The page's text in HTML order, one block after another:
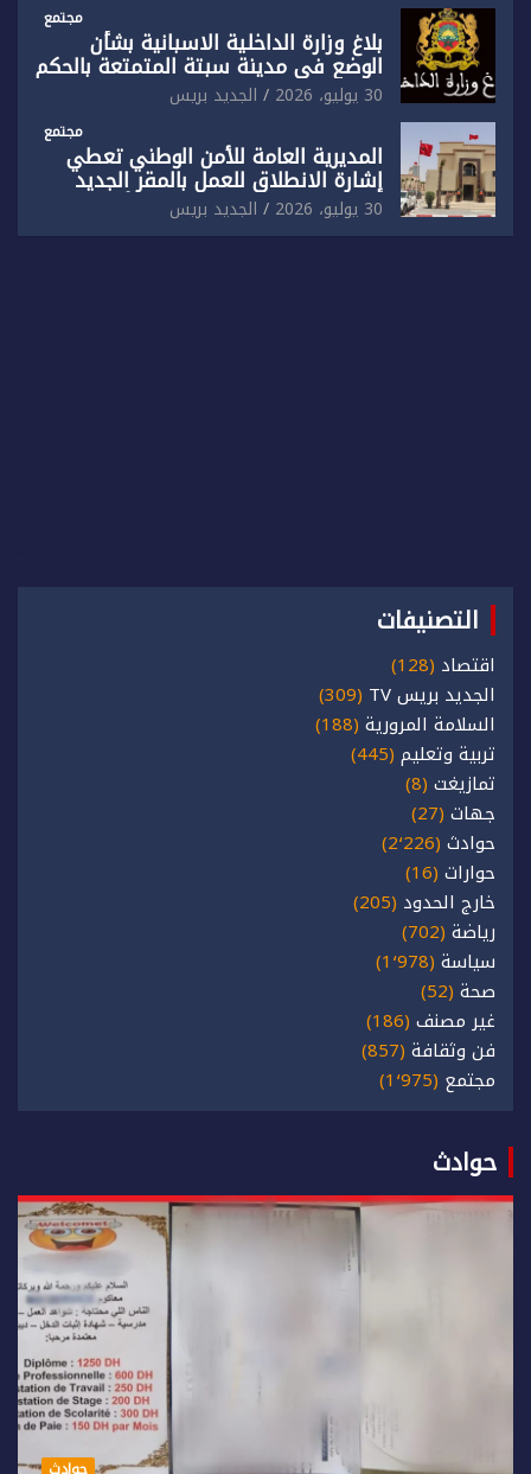
مجتمع
بلاغ وزارة الداخلية الاسبانية بشأن
الوضع في مدينة سبتة المتمتعة بالحكم
الذاتي
30 يوليو، 2026 الجديد بريس
مجتمع
المديرية العامة للأمن الوطني تعطي
إشارة الانطلاق للعمل بالمقر الجديد
للدائرة الثالثة للشرطة بولاية أمن العيون
30 يوليو، 2026 الجديد بريس
التصنيفات
اقتصاد (128)
الجديد بريس TV
(309)
السلامة المرورية (188)
تربية وتعليم (445)
تمازيغت (8)
جهات (27)
حوادث (2٬226)
حوارات (16)
خارج الحدود (205)
رياضة (702)
سياسة (1٬978)
صحة (52)
غير مصنف (186)
فن وثقافة (857)
مجتمع (1٬975)
حوادث